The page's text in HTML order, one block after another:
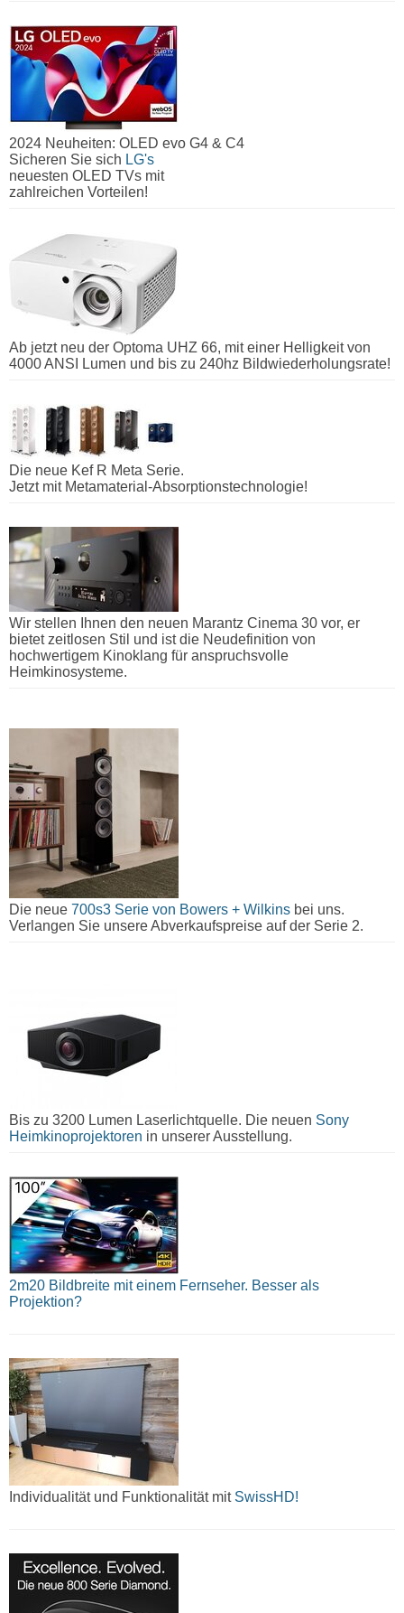
2024 Neuheiten: OLED evo G4 & C4
Sicheren Sie sich LG's
neuesten OLED TVs mit
zahlreichen Vorteilen!
Ab jetzt neu der Optoma UHZ 66, mit einer Helligkeit von
4000 ANSI Lumen und bis zu 240hz Bildwiederholungsrate!
Die neue Kef R Meta Serie.
Jetzt mit Metamaterial-Absorptionstechnologie!
Wir stellen Ihnen den neuen Marantz Cinema 30 vor, er
bietet zeitlosen Stil und ist die Neudefinition von
hochwertigem Kinoklang für anspruchsvolle
Heimkinosysteme.
Die neue 700s3 Serie von Bowers + Wilkins bei uns.
Verlangen Sie unsere Abverkaufspreise auf der Serie 2.
Bis zu 3200 Lumen Laserlichtquelle. Die neuen Sony
Heimkinoprojektoren in unserer Ausstellung.
2m20 Bildbreite mit einem Fernseher. Besser als
Projektion?
Individualität und Funktionalität mitSwissHD!